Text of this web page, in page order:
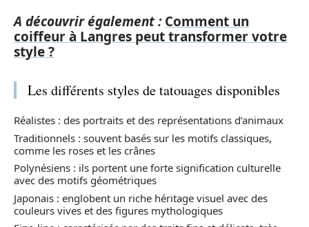
A découvrir également : Comment un
coiffeur à Langres peut transformer votre
style ?
Les différents styles de tatouages disponibles
Réalistes : des portraits et des représentations d’animaux
Traditionnels : souvent basés sur les motifs classiques,
comme les roses et les crânes
Polynésiens : ils portent une forte signification culturelle
avec des motifs géométriques
Japonais : englobent un riche héritage visuel avec des
couleurs vives et des figures mythologiques